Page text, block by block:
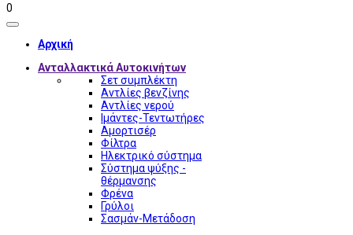
0
Αρχική
Ανταλλακτικά Αυτοκινήτων
Σετ συμπλέκτη
Αντλίες βενζίνης
Αντλίες νερού
Ιμάντες-Τεντωτήρες
Αμορτισέρ
Φίλτρα
Ηλεκτρικό σύστημα
Σύστημα ψύξης -
θέρμανσης
Φρένα
Γρύλοι
Σασμάν-Μετάδοση